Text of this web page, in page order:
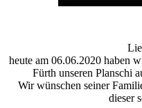
heute am 06.06.2020 haben
Fürth unseren Planschi
Wir wünschen seiner
dieser